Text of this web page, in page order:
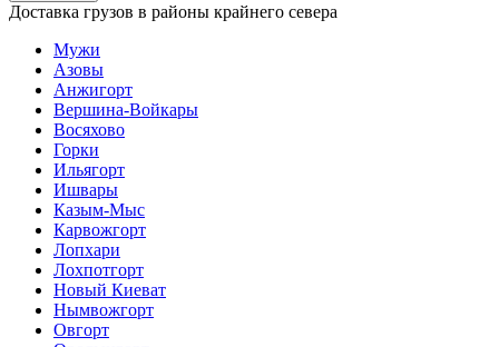
Доставка грузов в районы крайнего севера
Мужи
Азовы
Анжигорт
Вершина-Войкары
Восяхово
Горки
Ильягорт
Ишвары
Казым-Мыс
Карвожгорт
Лопхари
Лохпотгорт
Новый Киеват
Нымвожгорт
Овгорт